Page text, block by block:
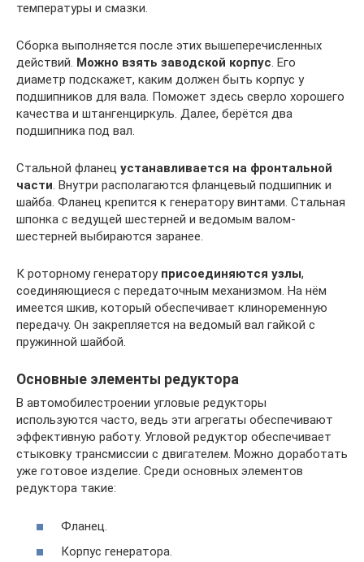
температуры и смазки.
Сборка выполняется после этих вышеперечисленных
действий. Можно взять заводской корпус. Его
диаметр подскажет, каким должен быть корпус у
подшипников для вала. Поможет здесь сверло хорошего
качества и штангенциркуль. Далее, берётся два
подшипника под вал.
Стальной фланец устанавливается на фронтальной
части. Внутри располагаются фланцевый подшипник и
шайба. Фланец крепится к генератору винтами. Стальная
шпонка с ведущей шестерней и ведомым валом-
шестерней выбираются заранее.
К роторному генератору присоединяются узлы,
соединяющиеся с передаточным механизмом. На нём
имеется шкив, который обеспечивает клиноременную
передачу. Он закрепляется на ведомый вал гайкой с
пружинной шайбой.
Основные элементы редуктора
В автомобилестроении угловые редукторы
используются часто, ведь эти агрегаты обеспечивают
эффективную работу. Угловой редуктор обеспечивает
стыковку трансмиссии с двигателем. Можно доработать
уже готовое изделие. Среди основных элементов
редуктора такие:
Фланец.
Корпус генератора.